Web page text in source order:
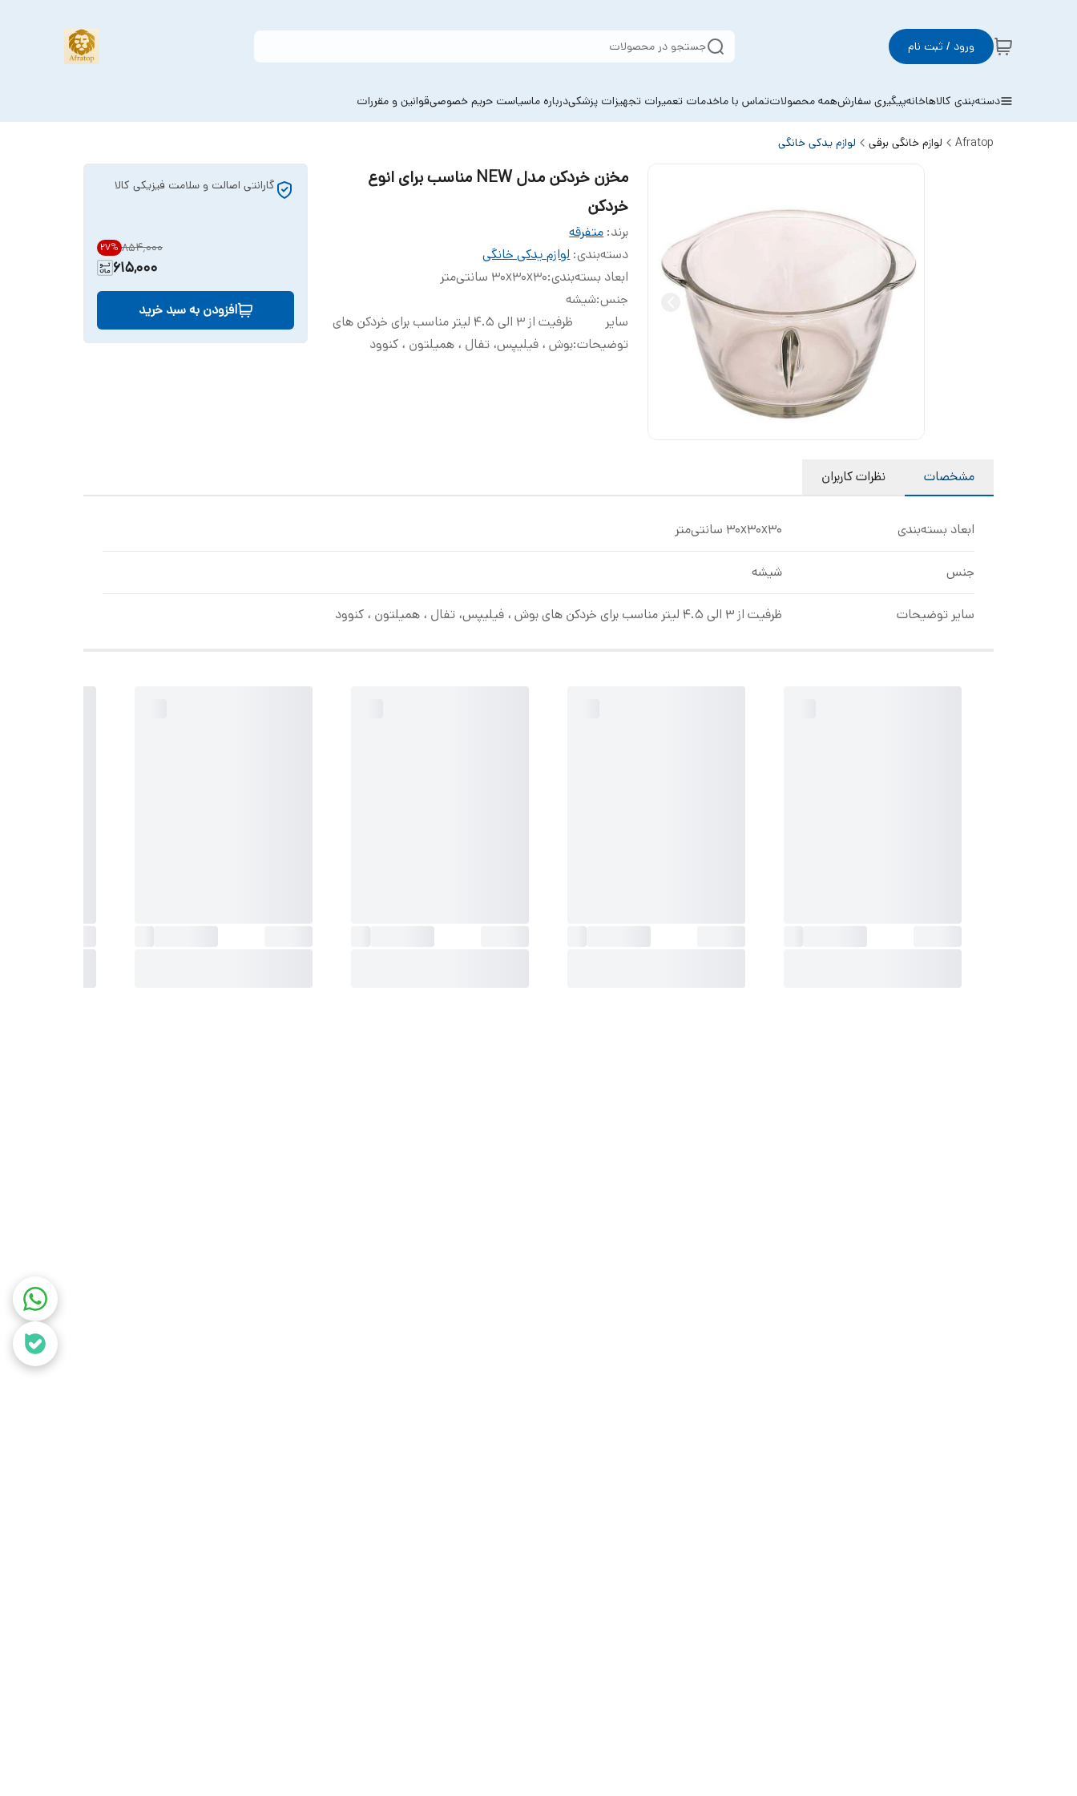
ورود / ثبت نام جستجو در محصولات
دسته‌بندی کالاهاخانهپیگیری سفارشهمه محصولاتتماس با ماخدمات تعمیرات تجهیزات پزشکیدرباره ماسیاست حریم خصوصیقوانین و مقررات
Afratop لوازم خانگی برقی لوازم یدکی خانگی
مخزن خردکن مدل NEW مناسب برای انوع
خردکن
برند: متفرقه
دسته‌بندی:لوازم یدکی خانگی
ابعاد بسته‌بندی:30x30x30 سانتی‌متر
جنس:شیشه
سایر
توضیحات:
ظرفیت از 3 الی 4.5 لیتر مناسب برای خردکن های
بوش ، فیلیپس، تفال ، همیلتون ، کنوود
گارانتی اصالت و سلامت فیزیکی کالا
۸۵۴٬۰۰۰ 27%
615,000
افزودن به سبد خرید
مشخصات نظرات کاربران
ابعاد بسته‌بندی 30x30x30 سانتی‌متر
جنس شیشه
سایر توضیحات ظرفیت از 3 الی 4.5 لیتر مناسب برای خردکن های بوش ، فیلیپس، تفال ، همیلتون ، کنوود